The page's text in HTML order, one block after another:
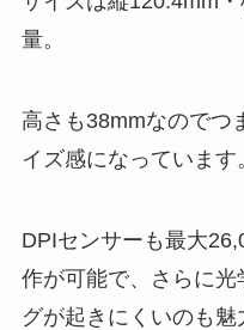
量。
高さも38mmなのでつ
イズ感になっています
DPIセンサーも最大
作が可能で、さらに
グが起きにくいのも魅